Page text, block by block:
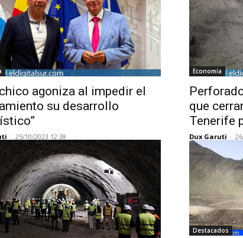
agoniza al impedir el
su desarrollo
- 25/10/2023 12:38
Economía
que
Tenerife
Dux Garuti -
Destacados